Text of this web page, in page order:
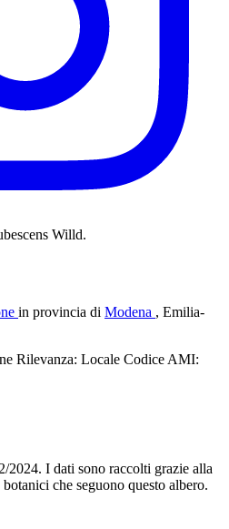
Willd.
in provincia di Modena , Emilia-
Rilevanza: Locale Codice AMI:
2024. I dati sono raccolti grazie alla
che seguono questo albero.